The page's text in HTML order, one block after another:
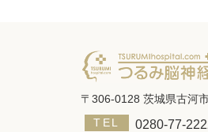
〒306-0128 茨城県古河
TEL
0280-77-